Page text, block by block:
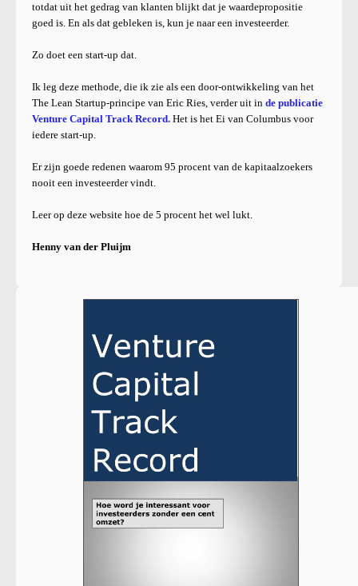
totdat uit het gedrag van klanten blijkt dat je waardepropositie
goed is. En als dat gebleken is, kun je naar een investeerder.
Zo doet een start-up dat.
Ik leg deze methode, die ik zie als een door-ontwikkeling van het
The Lean Startup-principe van Eric Ries, verder uit in de publicatie
Venture Capital Track Record. Het is het Ei van Columbus voor
iedere start-up.
Er zijn goede redenen waarom 95 procent van de kapitaalzoekers
nooit een investeerder vindt.
Leer op deze website hoe de 5 procent het wel lukt.
Henny van der Pluijm